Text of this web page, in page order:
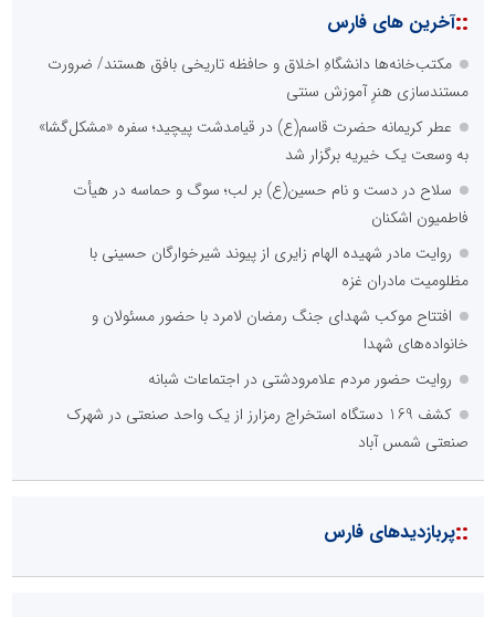
::آخرین های فارس
مکتب‌خانه‌ها دانشگاهِ اخلاق و حافظه تاریخی بافق هستند/ ضرورت
مستندسازی هنرِ آموزش سنتی
عطر کریمانه حضرت قاسم(ع) در قیامدشت پیچید؛ سفره «مشکل‌گشا»
به وسعت یک خیریه برگزار شد
سلاح در دست و نام حسین(ع) بر لب؛ سوگ و حماسه در هیأت
فاطمیون اشکنان
روایت مادر شهیده الهام زایری از پیوند شیرخوارگان حسینی با
مظلومیت مادران غزه
افتتاح موکب شهدای جنگ رمضان لامرد با حضور مسئولان و
خانواده‌های شهدا
روایت حضور مردم علامرودشتی در اجتماعات شبانه
کشف 169 دستگاه استخراج رمزارز از یک واحد صنعتی در شهرک
صنعتی شمس آباد
::پربازدیدهای فارس